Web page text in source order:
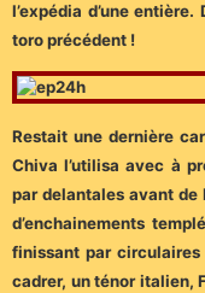
l’expédia d’une
toro précédent !
Restait une dernière
Chiva l’utilisa avec à
par delantales avant de
d’enchainements
finissant par
cadrer, un ténor italien,